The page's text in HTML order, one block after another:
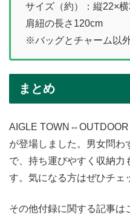
サイズ（約）：縦22×
肩紐の長さ120cm
※バッグとチャーム以
まとめ
AIGLE
が登場しました。男女問わ
で、持ち運びやすく収納力
す。気になる方はぜひチェ
その他付録に関する記事は